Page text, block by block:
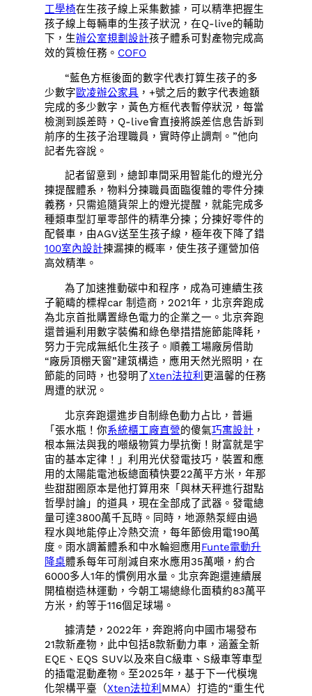
工學椅在生孩子線上采集數據，可以精準把握生
孩子線上每輛車的生孩子狀況，在Q-live的輔助
下，生辦公室規劃設計孩子體系可對產物完成高
效的質檢任務。 COFO
“藍色方框後面的數字代表打算生孩子的多
少數字歐凌辦公家具 ，+號之后的數字代表逾額
完成的多少數字，黃色方框代表暫停狀況，每當
檢測到誤差時，Q-live會直接將誤差信息告訴到
前序的生孩子治理職員，實時停止調劑。”他向
記者先容說。
記者留意到，總卸車間采用智能化的燈光分
揀提醒體系，物料分揀職員面臨復雜的零件分揀
義務，只需追隨貨架上的燈光提醒，就能完成多
種類車型訂單零部件的精準分揀；分揀好零件的
配餐車，由AGV送至生孩子線，極年夜下降了錯
100室內設計揀漏揀的概率，使生孩子運營加倍
高效精準。
為了加速推動碳中和程序，成為可連續生孩
子範疇的標桿car 制造商，2021年，北京奔跑成
為北京首批購置綠色電力的企業之一。北京奔跑
還普遍利用數字裝備和綠色舉措措施節能降耗，
努力于完成無紙化生孩子。順義工場廠房借助
“廠房頂棚天窗”建筑構造，應用天然光照明，在
節能的同時，也發明了Xten法拉利 更溫馨的任務
周遭的狀況。
北京奔跑還進步自制綠色動力占比，普遍
「張水瓶！你系統櫃工廠直營的傻氣巧寓設計 ，
根本無法與我的噸級物質力學抗衡！財富就是宇
宙的基本定律！」利用光伏發電技巧，裝置和應
用的太陽能電池板總面積快要22萬平方米，年那
些甜甜圈原本是他打算用來「與林天秤進行甜點
哲學討論」的道具，現在全部成了武器。發電總
量可達3800萬千瓦時。同時，地源熱泵經由過
程水與地能停止冷熱交流，每年節儉用電190萬
度。雨水調蓄體系和中水輪迴應用 Funte電動升
降桌體系每年可削減自來水應用35萬噸，約合
6000多人1年的慣例用水量。北京奔跑還連續展
開植樹造林運動，今朝工場總綠化面積約83萬平
方米，約等于116個足球場。
據清楚，2022年，奔跑將向中國市場發布
21款新產物，此中包括8款新動力車，涵蓋全新
EQE、EQS SUV以及來自C級車、S級車等車型
的插電混動產物。至2025年，基于下一代模塊
化架構平臺（Xten法拉利 MMA）打造的“重生代